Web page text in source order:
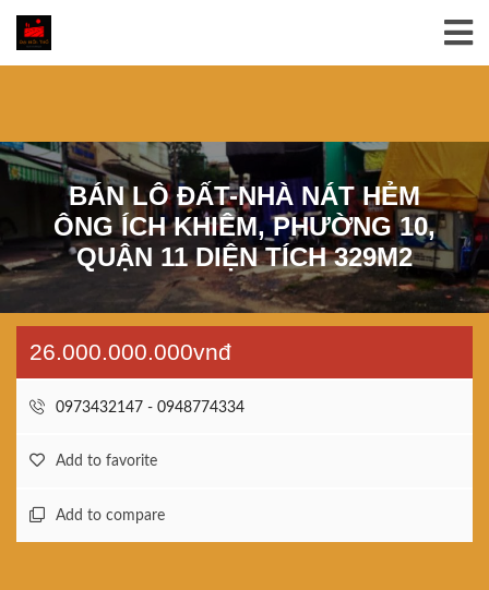
BÁN LÔ ĐẤT-NHÀ NÁT HẺM
ÔNG ÍCH KHIÊM, PHƯỜNG 10,
QUẬN 11 DIỆN TÍCH 329M2
26.000.000.000vnđ
0973432147 - 0948774334
Add to favorite
Add to compare